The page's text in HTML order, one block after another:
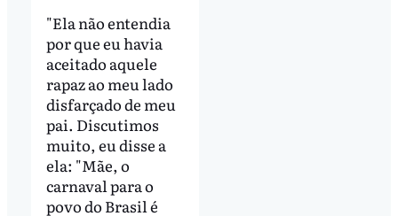
"Ela não entendia
por que eu havia
aceitado aquele
rapaz ao meu lado
disfarçado de meu
pai. Discutimos
muito, eu disse a
ela: "Mãe, o
carnaval para o
povo do Brasil é